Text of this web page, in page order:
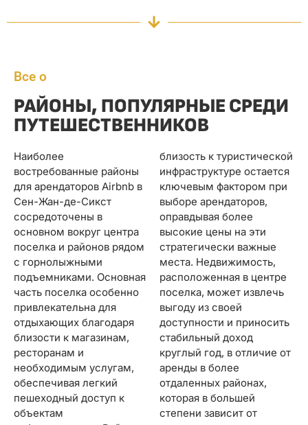
Все о
РАЙОНЫ, ПОПУЛЯРНЫЕ СРЕДИ
ПУТЕШЕСТВЕННИКОВ
Наиболее
востребованные районы
для арендаторов Airbnb в
Сен-Жан-де-Сикст
сосредоточены в
основном вокруг центра
поселка и районов рядом
с горнолыжными
подъемниками. Основная
часть поселка особенно
привлекательна для
отдыхающих благодаря
близости к магазинам,
ресторанам и
необходимым услугам,
обеспечивая легкий
пешеходный доступ к
объектам
близость к туристической
инфраструктуре остается
ключевым фактором при
выборе арендаторов,
оправдывая более
высокие цены на эти
стратегически важные
места. Недвижимость,
расположенная в центре
поселка, может извлечь
выгоду из своей
доступности и приносить
стабильный доход
круглый год, в отличие от
аренды в более
отдаленных районах,
которая в большей
степени зависит от